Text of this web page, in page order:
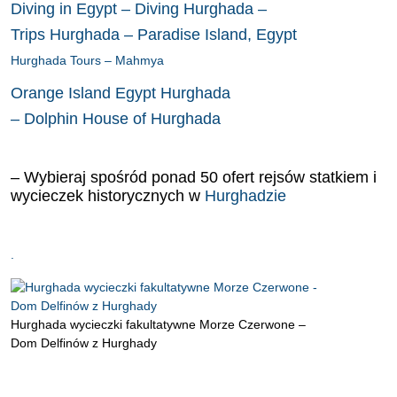
Diving in Egypt – Diving Hurghada –
Trips Hurghada – Paradise Island, Egypt
Hurghada Tours – Mahmya
Orange Island Egypt Hurghada
– Dolphin House of Hurghada
– Wybieraj spośród ponad 50 ofert rejsów statkiem i
wycieczek historycznych w Hurghadzie
Hurghada wycieczki fakultatywne Morze Czerwone –
Dom Delfinów z Hurghady